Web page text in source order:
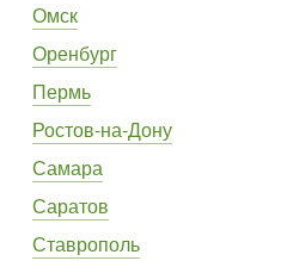
Омск
Оренбург
Пермь
Ростов-на-Дону
Самара
Саратов
Ставрополь